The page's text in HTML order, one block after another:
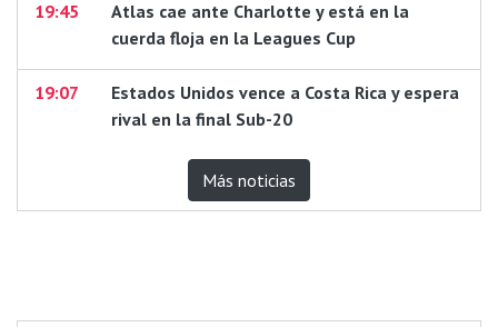
19:45
Atlas cae ante Charlotte y está en la
cuerda floja en la Leagues Cup
19:07
Estados Unidos vence a Costa Rica y espera
rival en la final Sub-20
Más noticias